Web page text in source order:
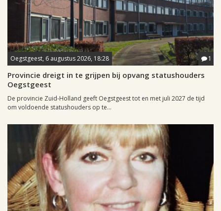
Oegstgeest, 6 augustus 2026, 18:28 1
Provincie dreigt in te grijpen bij opvang statushouders
Oegstgeest
De provincie Zuid-Holland geeft Oegstgeest tot en met juli 2027 de tijd
om voldoende statushouders op te...